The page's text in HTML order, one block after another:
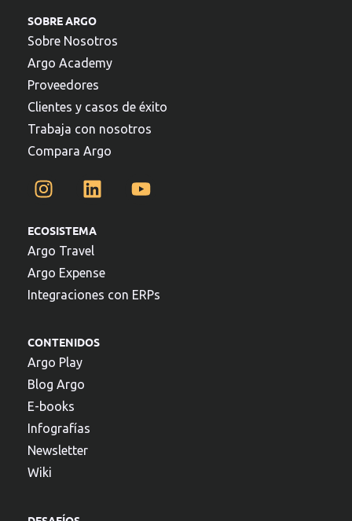
SOBRE ARGO
Sobre Nosotros
Argo Academy
Proveedores
Clientes y casos de éxito
Trabaja con nosotros
Compara Argo
ECOSISTEMA
Argo Travel
Argo Expense
Integraciones con ERPs
CONTENIDOS
Argo Play
Blog Argo
E-books
Infografías
Newsletter
Wiki